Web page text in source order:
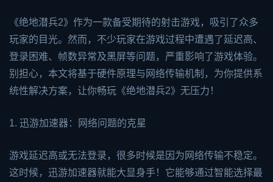
《绝地潜兵2》作为一款备受期待的射击游戏，吸引了众多
玩家的目光。然而，不少玩家在游戏过程中遭遇了延迟高、
登录困难、帧数异常及黑屏等问题，严重影响了游戏体验。
别担心，本文将基于硬件原理与网络传输机制，为你提供系
统性解决方案，让你畅玩《绝地潜兵2》无压力！
1. 迅游加速器：网络问题的克星
游戏延迟高或无法登录，很多时候是因为网络传输不稳定。
这时候，迅游加速器就能大显身手！它能够通过智能选择最